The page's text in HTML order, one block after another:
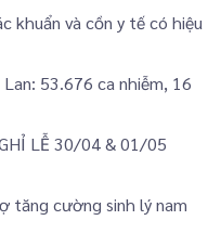
khuẩn và cồn y tế có hiệu
53.676 ca nhiễm, 16
LỄ 30/04 & 01/05
tăng cường sinh lý nam